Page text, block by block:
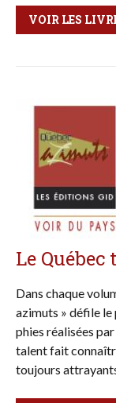
VOIR LES
Le
Dans chaque
azimuts » défile le
phies réalisées
talent fait
tou­jours